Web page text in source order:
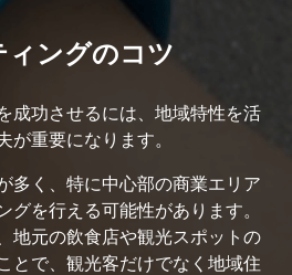
ィングのコツ
成功させるには、地域特性を活
が重要になります。
多く、特に中心部の商業エリア
グを行える可能性があります。
地元の飲食店や観光スポットの
とで、観光客だけでなく地域住